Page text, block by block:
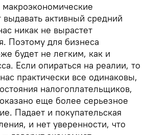
активный средний
никак не вырастет
Поэтому для бизнеса
будет не легким, как и
Если опираться на реалии, то
практически все одинаковы,
налогоплательщиков,
еще более серьезное
Падает и покупательская
и нет уверенности, что